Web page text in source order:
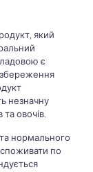
який
є
незначну
та овочів.
нормального
по